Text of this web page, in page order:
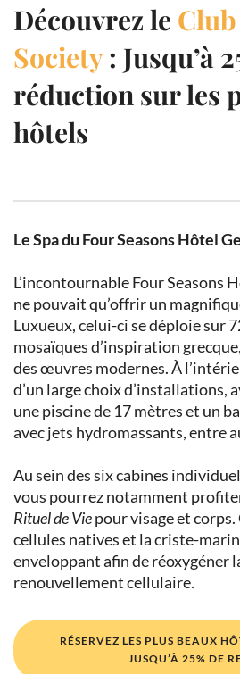
Découvrez le
Society: Jusqu’à
réduction sur les
hôtels
Le Spa du Four Seasons Hôtel
L’incontournable Four Seasons
ne pouvait qu’offrir un
Luxueux, celui-ci se déploie sur
mosaïques d’inspiration
des œuvres modernes. À
d’un large choix d’installations,
une piscine de 17 mètres et un
avec jets hydromassants, entre
Au sein des six cabines
vous pourrez notamment
Rituel de Viepour visage et
cellules natives et la criste-
enveloppant afin de réoxygéner
renouvellement cellulaire.
RÉSERVEZ LES PLUS BEAUX
JUSQU’À 25% DE